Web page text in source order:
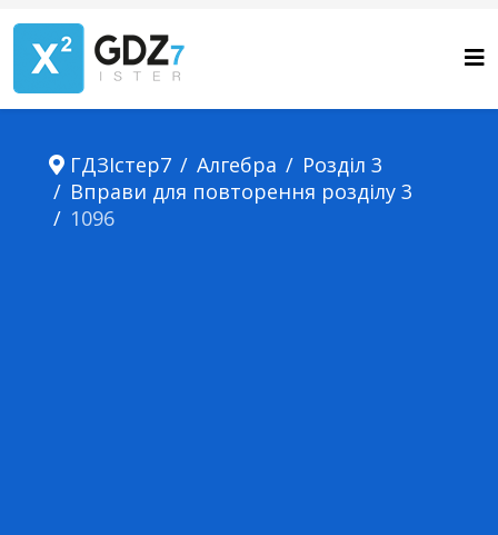
ГДЗІстер7 Алгебра
Розділ 3
Вправи для повторення розділу 3
1096